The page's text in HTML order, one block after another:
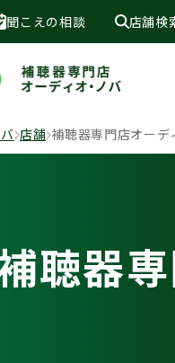
聞こえの相談 店舗検
店舗 補聴器専門店オーデ
聴器